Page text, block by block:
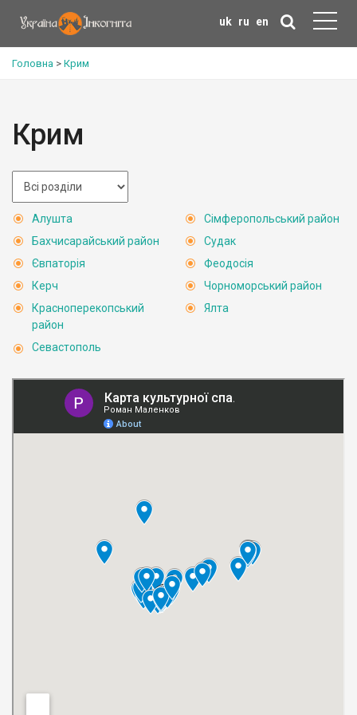
uk ru en
Головна > Крим
Крим
Алушта
Бахчисарайський район
Євпаторія
Керч
Красноперекопський
район
Севастополь
Сімферопольський район
Судак
Феодосія
Чорноморський район
Ялта